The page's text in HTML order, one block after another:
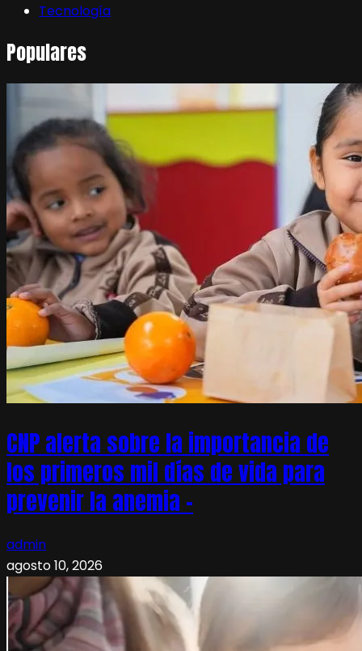
Tecnología
Populares
CNP alerta sobre la importancia de
los primeros mil días de vida para
prevenir la anemia –
admin
agosto 10, 2026